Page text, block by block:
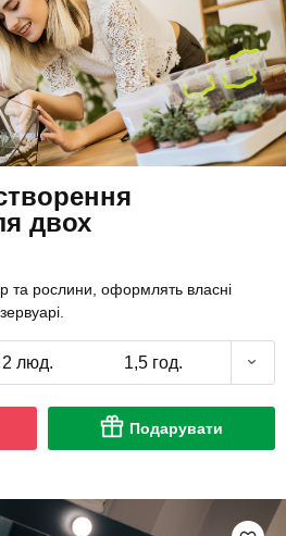
двох
та рослини, оформлять власні
2 люд. 1,5 год.
Подарувати